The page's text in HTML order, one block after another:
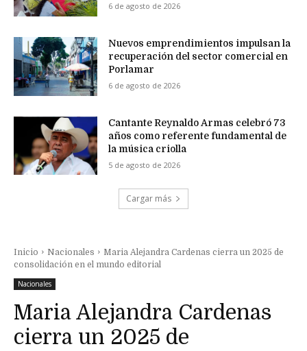
6 de agosto de 2026
Nuevos emprendimientos impulsan la
recuperación del sector comercial en
Porlamar
6 de agosto de 2026
Cantante Reynaldo Armas celebró 73
años como referente fundamental de
la música criolla
5 de agosto de 2026
Cargar más